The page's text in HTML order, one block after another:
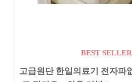
BEST
고급원단 한일의료기 전자파